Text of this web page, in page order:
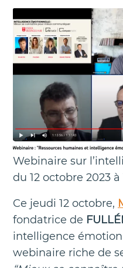
Webinaire sur
du 12 octobre 2023 à
Ce jeudi 12 octobre,
fondatrice de
intelligence
webinaire riche de